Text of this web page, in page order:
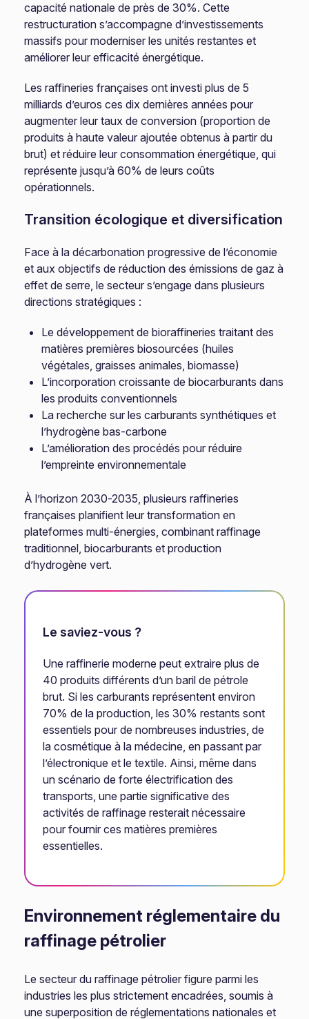
capacité nationale de près de 30%. Cette
restructuration s’accompagne d’investissements
massifs pour moderniser les unités restantes et
améliorer leur efficacité énergétique.
Les raffineries françaises ont investi plus de 5
milliards d’euros ces dix dernières années pour
augmenter leur taux de conversion (proportion de
produits à haute valeur ajoutée obtenus à partir du
brut) et réduire leur consommation énergétique, qui
représente jusqu’à 60% de leurs coûts
opérationnels.
Transition écologique et diversification
Face à la décarbonation progressive de l’économie
et aux objectifs de réduction des émissions de gaz à
effet de serre, le secteur s’engage dans plusieurs
directions stratégiques :
Le développement de bioraffineries traitant des
matières premières biosourcées (huiles
végétales, graisses animales, biomasse)
L’incorporation croissante de biocarburants dans
les produits conventionnels
La recherche sur les carburants synthétiques et
l’hydrogène bas-carbone
L’amélioration des procédés pour réduire
l’empreinte environnementale
À l’horizon 2030-2035, plusieurs raffineries
françaises planifient leur transformation en
plateformes multi-énergies, combinant raffinage
traditionnel, biocarburants et production
d’hydrogène vert.
Le saviez-vous ?
Une raffinerie moderne peut extraire plus de
40 produits différents d’un baril de pétrole
brut. Si les carburants représentent environ
70% de la production, les 30% restants sont
essentiels pour de nombreuses industries, de
la cosmétique à la médecine, en passant par
l’électronique et le textile. Ainsi, même dans
un scénario de forte électrification des
transports, une partie significative des
activités de raffinage resterait nécessaire
pour fournir ces matières premières
essentielles.
Environnement réglementaire du
raffinage pétrolier
Le secteur du raffinage pétrolier figure parmi les
industries les plus strictement encadrées, soumis à
une superposition de réglementations nationales et